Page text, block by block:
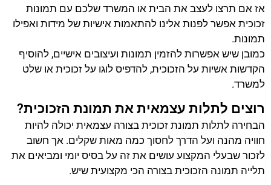
אז אם תרצו לעצב את הבית או המשרד שלכם עם תמונות
זכוכית אפשר לפנות אלינו להתאמות אישיות של מידות ואפילו
תמונות.
כמובן שיש אפשרות להזמין תמונות ועיצובים אישיים, להוסיף
הקדשות אשיות על הזכוכית, להדפיס לוגו על זכוכית או שלט
למשרד.
רוצים לתלות עצמאית את תמונת הזכוכית?
הבחירה לתלות תמונת זכוכית בצורה עצמאית יכולה להיות
חוויה מהנה ועל הדרך לחסוך כמה מאות שקלים. אך חשוב
לזכור שבעלי המקצוע עושים את זה על בסיס יומי ומביאים את
תלייה תמונה הזכוכית בצורה הכי מקצועית שיש.